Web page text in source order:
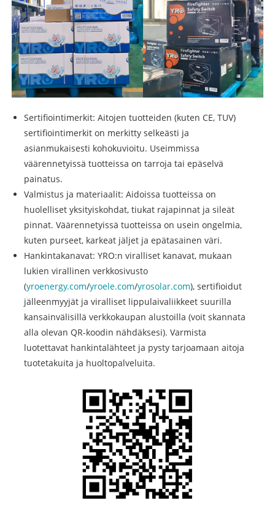
Sertifiointimerkit: Aitojen tuotteiden (kuten CE, TUV)
sertifiointimerkit on merkitty selkeästi ja
asianmukaisesti kohokuvioitu. Useimmissa
väärennetyissä tuotteissa on tarroja tai epäselvä
painatus.
Valmistus ja materiaalit: Aidoissa tuotteissa on
huolelliset yksityiskohdat, tiukat rajapinnat ja sileät
pinnat. Väärennetyissä tuotteissa on usein ongelmia,
kuten purseet, karkeat jäljet ​​ja epätasainen väri.
Hankintakanavat: YRO:n viralliset kanavat, mukaan
lukien virallinen verkkosivusto
(yroenergy.com/yroele.com/yrosolar.com), sertifioidut
jälleenmyyjät ja viralliset lippulaivaliikkeet suurilla
kansainvälisillä verkkokaupan alustoilla (voit skannata
alla olevan QR-koodin nähdäksesi). Varmista
luotettavat hankintalähteet ja pysty tarjoamaan aitoja
tuotetakuita ja huoltopalveluita.